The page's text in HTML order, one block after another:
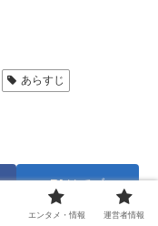
あらすじ
はてブ
エンタメ・情報 運営者情報